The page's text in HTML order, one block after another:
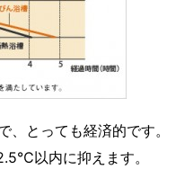
、とっても経済的です。
以内に抑えます。